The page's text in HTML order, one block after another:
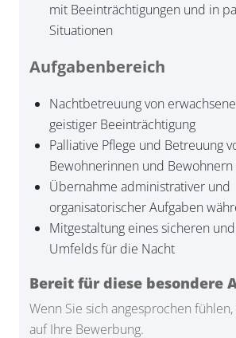
mit Beeinträchtigungen und in
Situationen
Aufgabenbereich
Nachtbetreuung von
geistiger Beeinträchtigung
Palliative Pflege und Betreuung
Bewohnerinnen und
Übernahme administrativer und
organisatorischer Aufgaben
Mitgestaltung eines sicheren
Umfelds für die Nacht
Bereit für diese besondere
Wenn Sie sich angesprochen
auf Ihre Bewerbung.